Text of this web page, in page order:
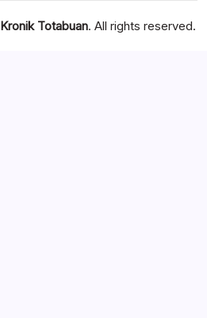
Kronik Totabuan. All rights reserved.